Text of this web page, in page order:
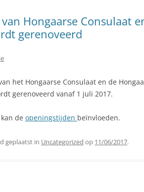
Hongaarse Consulaat
gerenoveerd
het Hongaarse Consulaat en de
gerenoveerd vanaf 1 juli 2017.
de openingstijden beïnvloeden.
geplaatst in Uncategorized op 11/06/2017.